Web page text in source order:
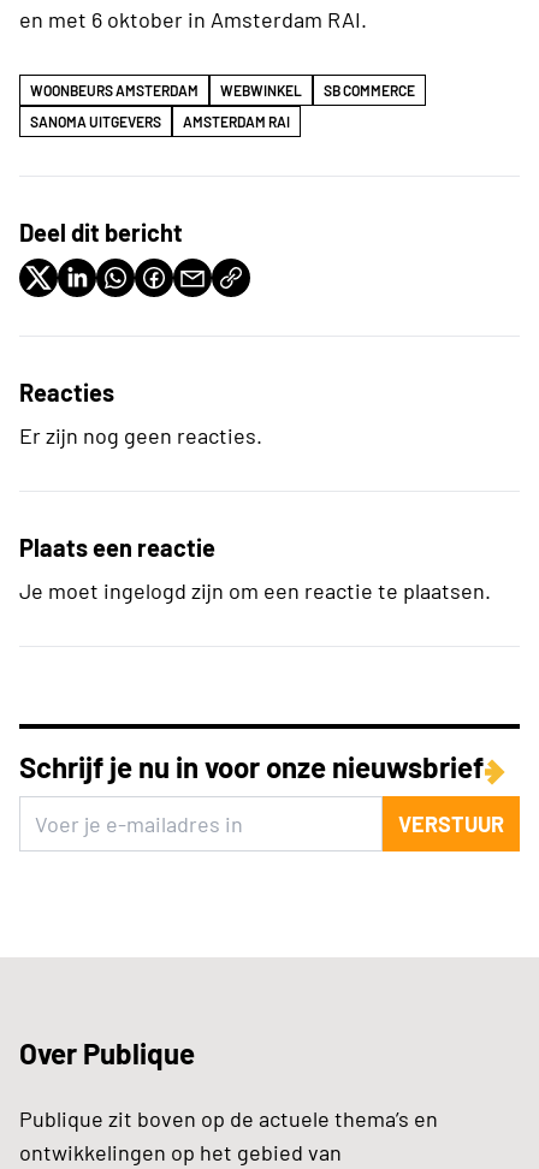
en met 6 oktober in Amsterdam RAI.
WOONBEURS AMSTERDAM WEBWINKEL
SB COMMERCE
SANOMA UITGEVERS
AMSTERDAM RAI
Deel dit bericht
Reacties
Er zijn nog geen reacties.
Plaats een reactie
Je moet ingelogd zijn om een reactie te plaatsen.
Schrijf je nu in voor onze nieuwsbrief
VERSTUUR
Over Publique
Publique zit boven op de actuele thema’s en
ontwikkelingen op het gebied van